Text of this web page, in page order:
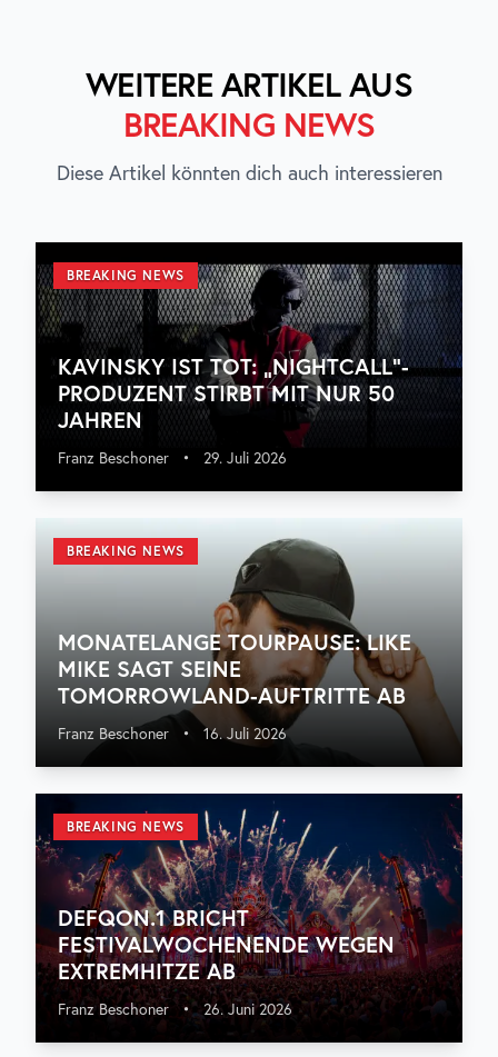
WEITERE ARTIKEL AUS
BREAKING NEWS
Diese Artikel könnten dich auch interessieren
BREAKING NEWS
KAVINSKY IST TOT: „NIGHTCALL“-
PRODUZENT STIRBT MIT NUR 50
JAHREN
Franz Beschoner • 29. Juli 2026
BREAKING NEWS
MONATELANGE TOURPAUSE: LIKE
MIKE SAGT SEINE
TOMORROWLAND-AUFTRITTE AB
Franz Beschoner • 16. Juli 2026
BREAKING NEWS
DEFQON.1 BRICHT
FESTIVALWOCHENENDE WEGEN
EXTREMHITZE AB
Franz Beschoner • 26. Juni 2026